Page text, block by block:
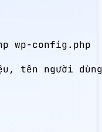
wp-config.php
tên người